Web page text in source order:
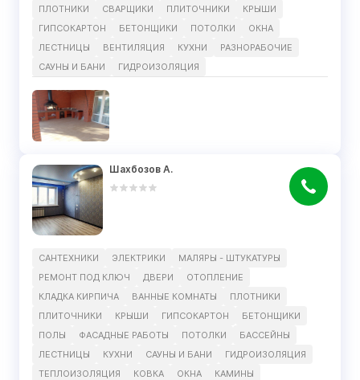
ПЛОТНИКИ
СВАРЩИКИ ПЛИТОЧНИКИ
КРЫШИ
ГИПСОКАРТОН
БЕТОНЩИКИ ПОТОЛКИ
ОКНА
ЛЕСТНИЦЫ
ВЕНТИЛЯЦИЯ КУХНИ
РАЗНОРАБОЧИЕ
САУНЫ И БАНИ
ГИДРОИЗОЛЯЦИЯ
Шахбозов А.
САНТЕХНИКИ ЭЛЕКТРИКИ
МАЛЯРЫ - ШТУКАТУРЫ
РЕМОНТ ПОД КЛЮЧ
ДВЕРИ
ОТОПЛЕНИЕ
КЛАДКА КИРПИЧА
ВАННЫЕ КОМНАТЫ
ПЛОТНИКИ
ПЛИТОЧНИКИ
КРЫШИ ГИПСОКАРТОН
БЕТОНЩИКИ
ПОЛЫ
ФАСАДНЫЕ РАБОТЫ ПОТОЛКИ
БАССЕЙНЫ
ЛЕСТНИЦЫ
КУХНИ САУНЫ И БАНИ
ГИДРОИЗОЛЯЦИЯ
ТЕПЛОИЗОЛЯЦИЯ
КОВКА ОКНА
КАМИНЫ